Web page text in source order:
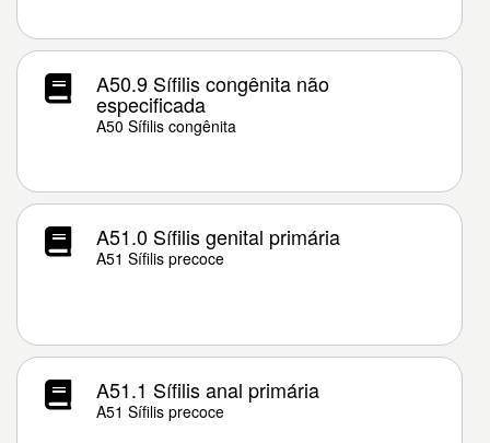
A50.9 Sífilis congênita não
especificada
A50 Sífilis congênita
A51.0 Sífilis genital primária
A51 Sífilis precoce
A51.1 Sífilis anal primária
A51 Sífilis precoce